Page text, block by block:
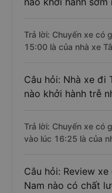
Trả lời: Chuyến xe có
15:00 là của nhà xe
Câu hỏi: Nhà xe đi
nào khởi hành trễ
Trả lời: Chuyến xe có
vào lúc 16:25 là của
Câu hỏi: Review
Nam nào có chất